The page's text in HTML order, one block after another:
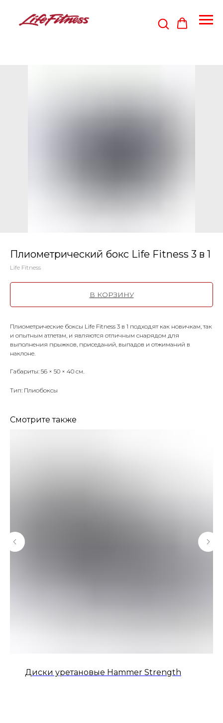
Плиометрический бокс Life Fitness 3 в 1
Life Fitness
В КОРЗИНУ
Плиометрические боксы Life Fitness 3 в 1 подходят как новичкам, так
и опытным атлетам, и являются отличным снарядом для
выполнения прыжков, приседаний, выпадов и отжиманий в
наклоне.
Габариты: 56 × 50 × 40 см.
Тип: Плиобоксы
Смотрите также
Диски уретановые Hammer Strength